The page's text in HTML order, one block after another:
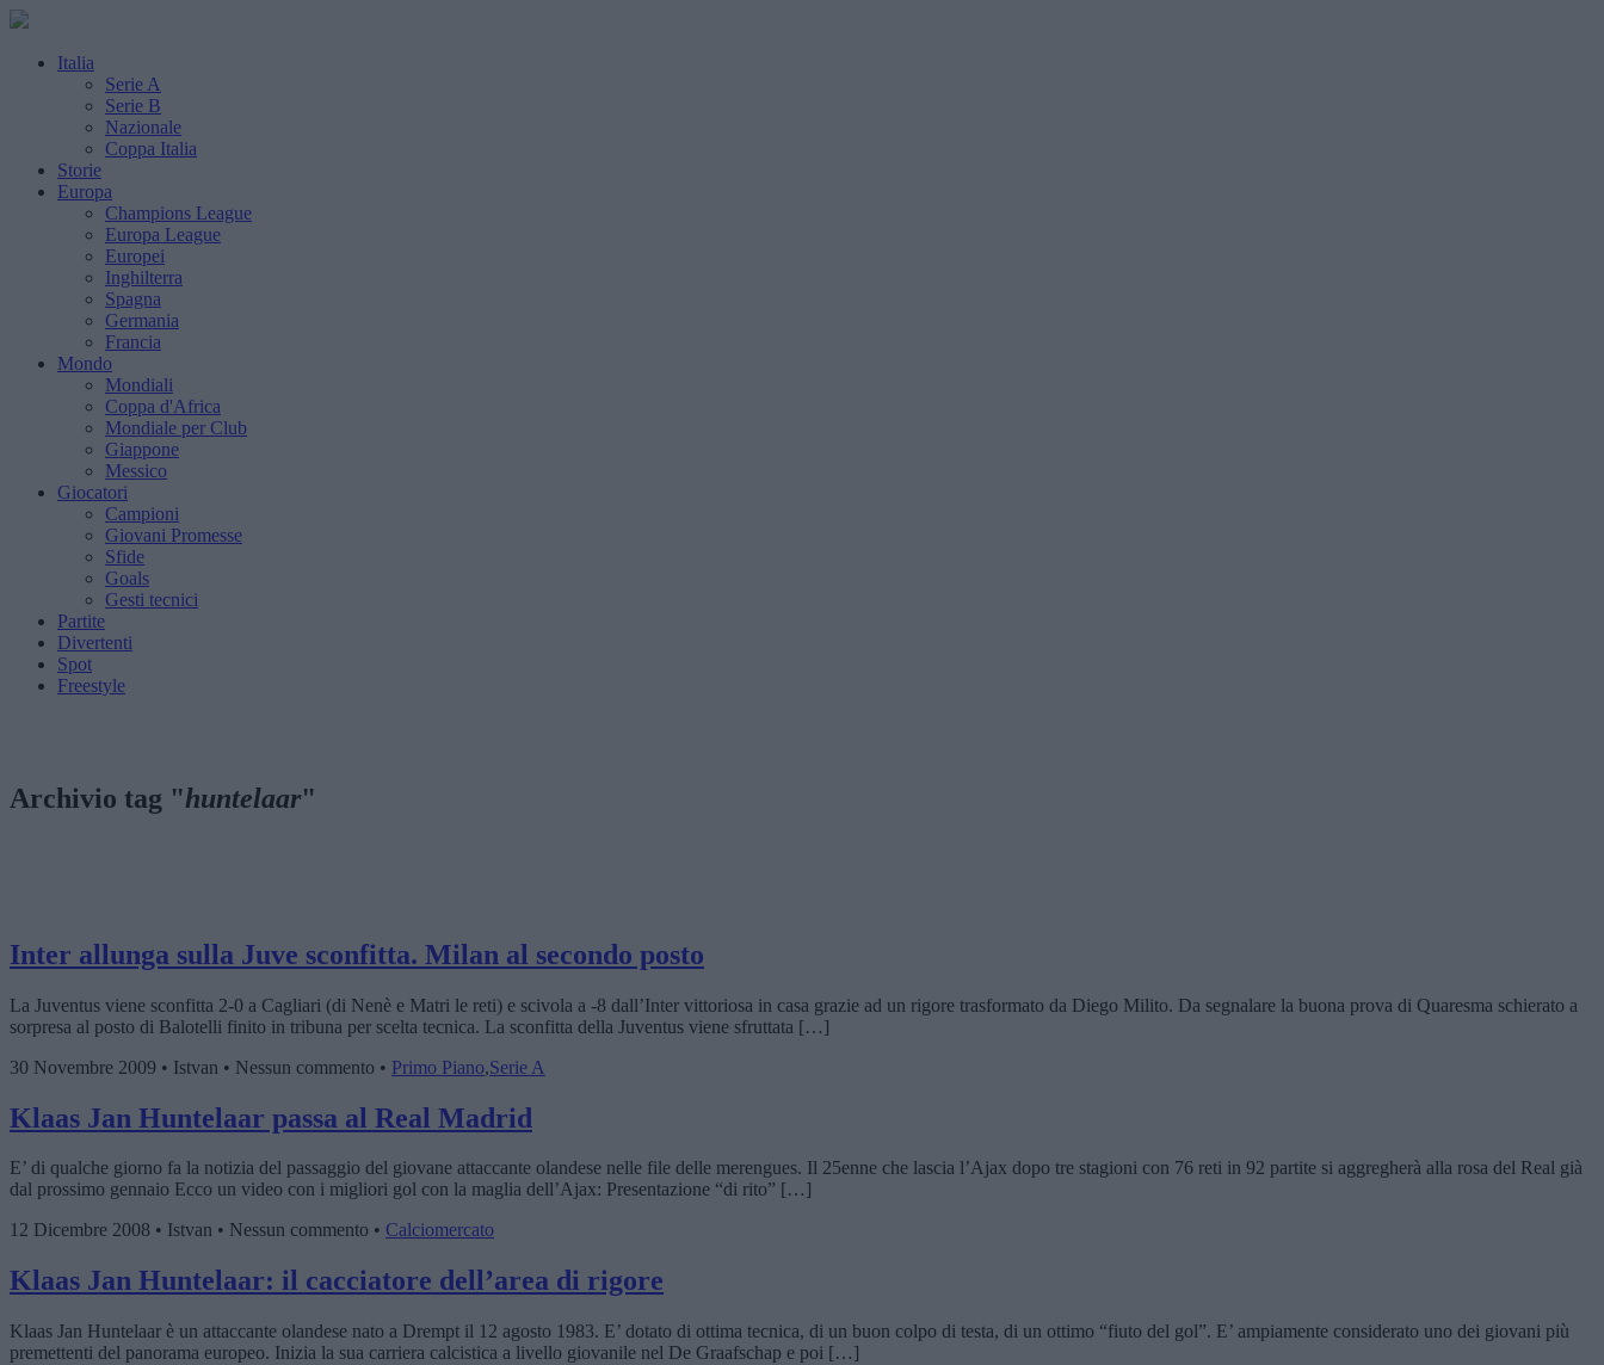
Italia
Serie A
Serie B
Nazionale
Coppa Italia
Storie
Europa
Champions League
Europa League
Europei
Inghilterra
Spagna
Germania
Francia
Mondo
Mondiali
Coppa d'Africa
Mondiale per Club
Giappone
Messico
Giocatori
Campioni
Giovani Promesse
Sfide
Goals
Gesti tecnici
Partite
Divertenti
Spot
Freestyle
Archivio tag "huntelaar"
Inter allunga sulla Juve sconfitta. Milan al secondo posto
La Juventus viene sconfitta 2-0 a Cagliari (di Nenè e Matri le reti) e scivola a -8 dall’Inter vittoriosa in casa grazie ad un rigore trasformato da Diego Milito. Da segnalare la buona prova di Quaresma schierato a
sorpresa al posto di Balotelli finito in tribuna per scelta tecnica. La sconfitta della Juventus viene sfruttata […]
30 Novembre 2009 • Istvan • Nessun commento • Primo Piano,Serie A
Klaas Jan Huntelaar passa al Real Madrid
E’ di qualche giorno fa la notizia del passaggio del giovane attaccante olandese nelle file delle merengues. Il 25enne che lascia l’Ajax dopo tre stagioni con 76 reti in 92 partite si aggregherà alla rosa del Real già
dal prossimo gennaio Ecco un video con i migliori gol con la maglia dell’Ajax: Presentazione “di rito” […]
12 Dicembre 2008 • Istvan • Nessun commento • Calciomercato
Klaas Jan Huntelaar: il cacciatore dell’area di rigore
Klaas Jan Huntelaar è un attaccante olandese nato a Drempt il 12 agosto 1983. E’ dotato di ottima tecnica, di un buon colpo di testa, di un ottimo “fiuto del gol”. E’ ampiamente considerato uno dei giovani più
premettenti del panorama europeo. Inizia la sua carriera calcistica a livello giovanile nel De Graafschap e poi […]